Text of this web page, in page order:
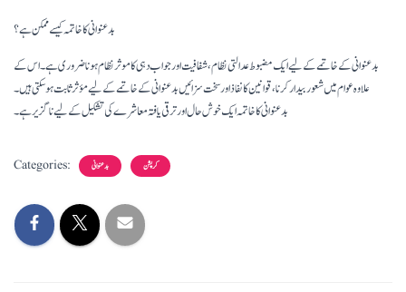
بدعنوانی کا خاتمہ کیسے ممکن ہے؟
بدعنوانی کے خاتمے کے لیے ایک مضبوط عدالتی نظام، شفافیت اور جواب دہی کا موثر نظام ہونا ضروری ہے۔ اس کے
علاوہ عوام میں شعور بیدار کرنا، قوانین کا نفاذ اور سخت سزائیں بدعنوانی کے خاتمے کے لیے مؤثر ثابت ہو سکتی ہیں۔
بدعنوانی کا خاتمہ ایک خوش حال اور ترقی یافتہ معاشرے کی تشکیل کے لیے ناگزیر ہے۔
Categories: بدعنوانی کرپشن